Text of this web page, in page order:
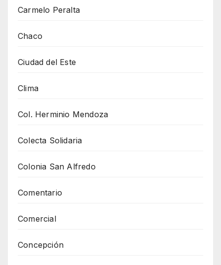
Carmelo Peralta
Chaco
Ciudad del Este
Clima
Col. Herminio Mendoza
Colecta Solidaria
Colonia San Alfredo
Comentario
Comercial
Concepción